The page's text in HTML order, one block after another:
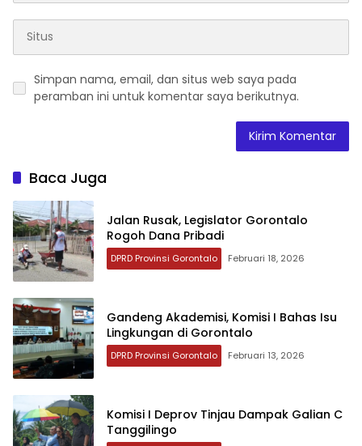
Simpan nama, email, dan situs web saya pada
peramban ini untuk komentar saya berikutnya.
Baca Juga
Jalan Rusak, Legislator Gorontalo
Rogoh Dana Pribadi
DPRD Provinsi Gorontalo Februari 18, 2026
Gandeng Akademisi, Komisi I Bahas Isu
Lingkungan di Gorontalo
DPRD Provinsi Gorontalo Februari 13, 2026
Komisi I Deprov Tinjau Dampak Galian C
Tanggilingo